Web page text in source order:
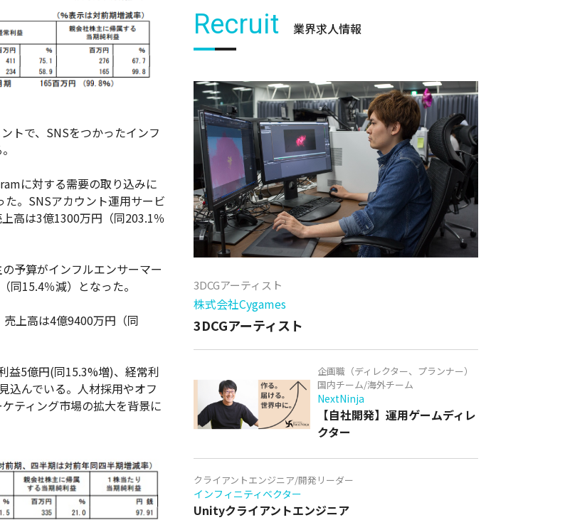
トで、SNSをつかったインフ
に対する需要の取り込みに
。SNSアカウント運用サービ
高は3億1300万円（同203.1％
予算がインフルエンサーマー
同15.4％減）となった。
上高は4億9400万円（同
益5億円(同15.3%増)、経常利
込んでいる。人材採用やオフ
ティング市場の拡大を背景に
Recruit 業界求人情報
3DCGアーティスト
株式会社Cygames
3DCGアーティスト
企画職（ディレクター、プランナー）
国内チーム/海外チーム
NextNinja
【自社開発】運用ゲームディレ
クター
クライアントエンジニア/開発リーダー
インフィニティベクター
Unityクライアントエンジニア